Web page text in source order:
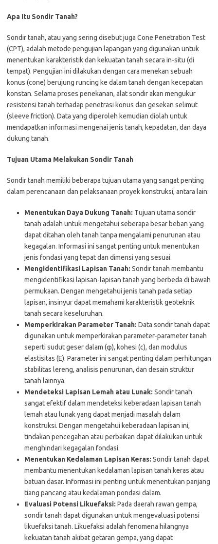
Apa Itu Sondir Tanah?
Sondir tanah, atau yang sering disebut juga Cone Penetration Test
(CPT), adalah metode pengujian lapangan yang digunakan untuk
menentukan karakteristik dan kekuatan tanah secara in-situ (di
tempat). Pengujian ini dilakukan dengan cara menekan sebuah
konus (cone) berujung runcing ke dalam tanah dengan kecepatan
konstan. Selama proses penekanan, alat sondir akan mengukur
resistensi tanah terhadap penetrasi konus dan gesekan selimut
(sleeve friction). Data yang diperoleh kemudian diolah untuk
mendapatkan informasi mengenai jenis tanah, kepadatan, dan daya
dukung tanah.
Tujuan Utama Melakukan Sondir Tanah
Sondir tanah memiliki beberapa tujuan utama yang sangat penting
dalam perencanaan dan pelaksanaan proyek konstruksi, antara lain:
Menentukan Daya Dukung Tanah: Tujuan utama sondir
tanah adalah untuk mengetahui seberapa besar beban yang
dapat ditahan oleh tanah tanpa mengalami penurunan atau
kegagalan. Informasi ini sangat penting untuk menentukan
jenis fondasi yang tepat dan dimensi yang sesuai.
Mengidentifikasi Lapisan Tanah: Sondir tanah membantu
mengidentifikasi lapisan-lapisan tanah yang berbeda di bawah
permukaan. Dengan mengetahui jenis tanah pada setiap
lapisan, insinyur dapat memahami karakteristik geoteknik
tanah secara keseluruhan.
Memperkirakan Parameter Tanah: Data sondir tanah dapat
digunakan untuk memperkirakan parameter-parameter tanah
seperti sudut geser dalam (φ), kohesi (c), dan modulus
elastisitas (E). Parameter ini sangat penting dalam perhitungan
stabilitas lereng, analisis penurunan, dan desain struktur
tanah lainnya.
Mendeteksi Lapisan Lemah atau Lunak: Sondir tanah
sangat efektif dalam mendeteksi keberadaan lapisan tanah
lemah atau lunak yang dapat menjadi masalah dalam
konstruksi. Dengan mengetahui keberadaan lapisan ini,
tindakan pencegahan atau perbaikan dapat dilakukan untuk
menghindari kegagalan fondasi.
Menentukan Kedalaman Lapisan Keras: Sondir tanah dapat
membantu menentukan kedalaman lapisan tanah keras atau
batuan dasar. Informasi ini penting untuk menentukan panjang
tiang pancang atau kedalaman pondasi dalam.
Evaluasi Potensi Likuefaksi: Pada daerah rawan gempa,
sondir tanah dapat digunakan untuk mengevaluasi potensi
likuefaksi tanah. Likuefaksi adalah fenomena hilangnya
kekuatan tanah akibat getaran gempa, yang dapat